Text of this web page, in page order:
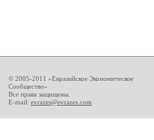
© 2005-2011 «Евразийское Экономическое
Сообщество»
Все права защищены.
E-mail: evrazes@evrazes.com